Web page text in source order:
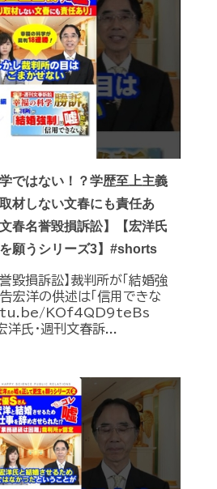
ではない！？学歴至上主義
材しない文春にも責任あ
春名誉毀損訴訟】【宏洋氏
願うシリーズ3】#shorts
毀損訴訟】裁判所が「結婚強
宏洋の供述は「信用できな
KOf4QD9teBs
氏・週刊文春訴...